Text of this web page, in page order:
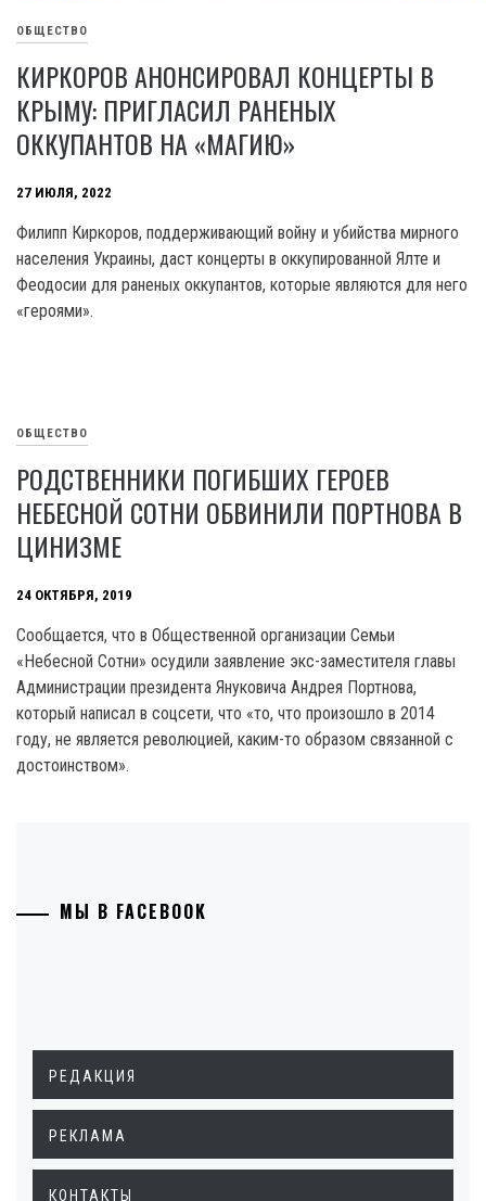
ОБЩЕСТВО
КИРКОРОВ АНОНСИРОВАЛ КОНЦЕРТЫ В
КРЫМУ: ПРИГЛАСИЛ РАНЕНЫХ
ОККУПАНТОВ НА «МАГИЮ»
27 ИЮЛЯ, 2022
Филипп Киркоров, поддерживающий войну и убийства мирного
населения Украины, даст концерты в оккупированной Ялте и
Феодосии для раненых оккупантов, которые являются для него
«героями».
ОБЩЕСТВО
РОДСТВЕННИКИ ПОГИБШИХ ГЕРОЕВ
НЕБЕСНОЙ СОТНИ ОБВИНИЛИ ПОРТНОВА В
ЦИНИЗМЕ
24 ОКТЯБРЯ, 2019
Сообщается, что в Общественной организации Семьи
«Небесной Сотни» осудили заявление экс-заместителя главы
Администрации президента Януковича Андрея Портнова,
который написал в соцсети, что «то, что произошло в 2014
году, не является революцией, каким-то образом связанной с
достоинством».
МЫ В FACEBOOK
РЕДАКЦИЯ
РЕКЛАМА
КОНТАКТЫ